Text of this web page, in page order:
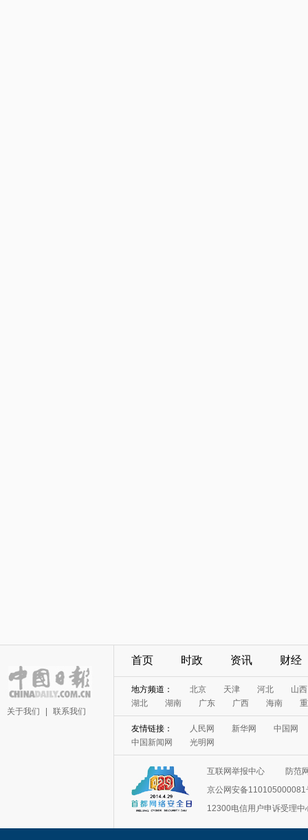
关于我们 联系我们
首页 时政 资讯 财经
地方频道： 北京 天津 河北
山西
湖北
湖南 广东 广西 海南
友情链接： 人民网 新华网
中国网
中国新闻网
光明网
互联网举报中心
防范
京公网安备110105000081
12300电信用户申诉受理中